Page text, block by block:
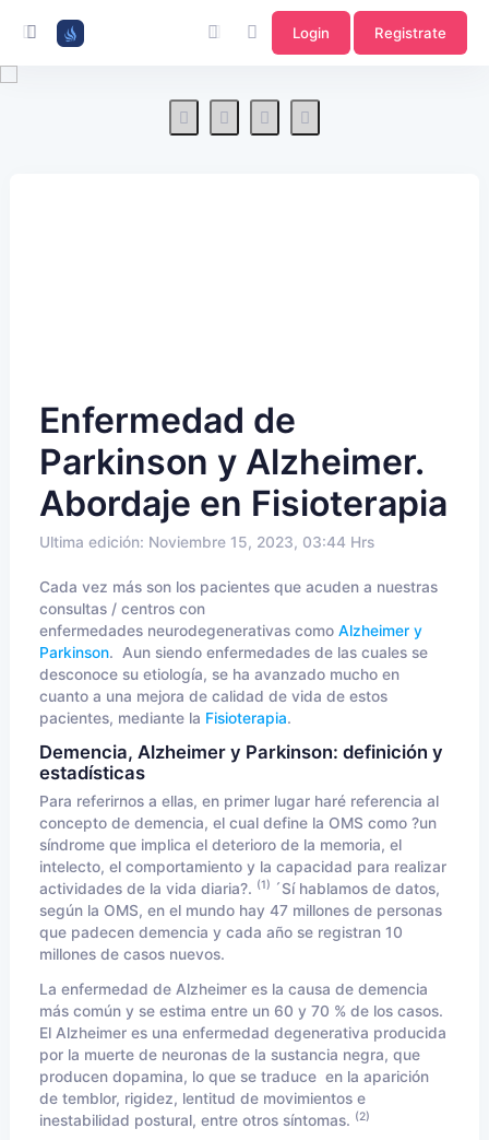
Login Registrate
Enfermedad de
Parkinson y Alzheimer.
Abordaje en Fisioterapia
Ultima edición: Noviembre 15, 2023, 03:44 Hrs
Cada vez más son los pacientes que acuden a nuestras
consultas / centros con
enfermedades neurodegenerativas como Alzheimer y
Parkinson. Aun siendo enfermedades de las cuales se
desconoce su etiología, se ha avanzado mucho en
cuanto a una mejora de calidad de vida de estos
pacientes, mediante la Fisioterapia.
Demencia, Alzheimer y Parkinson: definición y
estadísticas
Para referirnos a ellas, en primer lugar haré referencia al
concepto de demencia, el cual define la OMS como ?un
síndrome que implica el deterioro de la memoria, el
intelecto, el comportamiento y la capacidad para realizar
actividades de la vida diaria?. (1) ´Sí hablamos de datos,
según la OMS, en el mundo hay 47 millones de personas
que padecen demencia y cada año se registran 10
millones de casos nuevos.
La enfermedad de Alzheimer es la causa de demencia
más común y se estima entre un 60 y 70 % de los casos.
El Alzheimer es una enfermedad degenerativa producida
por la muerte de neuronas de la sustancia negra, que
producen dopamina, lo que se traduce en la aparición
de temblor, rigidez, lentitud de movimientos e
inestabilidad postural, entre otros síntomas. (2)